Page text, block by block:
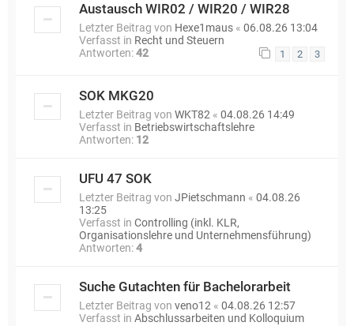
Austausch WIR02 / WIR20 / WIR28
Letzter Beitrag von Hexe1maus « 06.08.26 13:04
Verfasst in Recht und Steuern
Antworten:42 1 2 3
SOK MKG20
Letzter Beitrag von WKT82 « 04.08.26 14:49
Verfasst in Betriebswirtschaftslehre
Antworten: 12
UFU 47 SOK
Letzter Beitrag von JPietschmann « 04.08.26
13:25
Verfasst in Controlling (inkl. KLR,
Organisationslehre und Unternehmensführung)
Antworten:4
Suche Gutachten für Bachelorarbeit
Letzter Beitrag von veno12 « 04.08.26 12:57
Verfasst in Abschlussarbeiten und Kolloquium